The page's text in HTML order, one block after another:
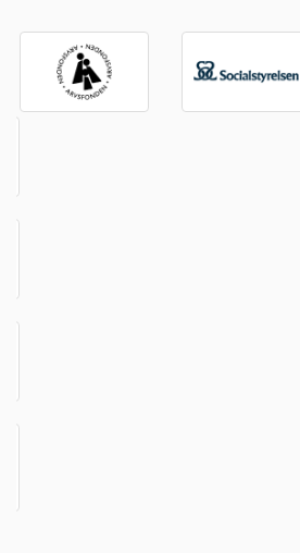
Riksförbundet Obesitas Sverige
073-687 84 51